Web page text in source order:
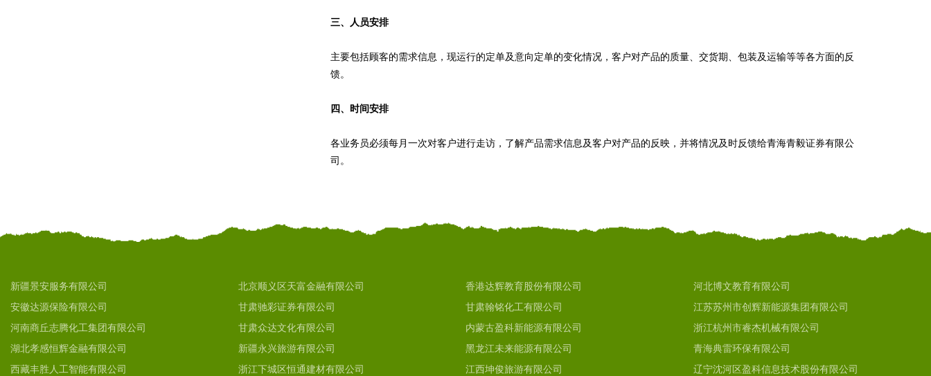
三、人员安排
主要包括顾客的需求信息，现运行的定单及意向定单的变化情况，客户对产品的质量、交货期、包装及运输等等各方面的反
馈。
四、时间安排
各业务员必须每月一次对客户进行走访，了解产品需求信息及客户对产品的反映，并将情况及时反馈给青海青毅证券有限公
司。
新疆景安服务有限公司 北京顺义区天富金融有限公司 香港达辉教育股份有限公司
河北博文教育有限公司
安徽达源保险有限公司
甘肃驰彩证券有限公司 甘肃翰铭化工有限公司
江苏苏州市创辉新能源集团有限公司
河南商丘志腾化工集团有限公司
甘肃众达文化有限公司 内蒙古盈科新能源有限公司
浙江杭州市睿杰机械有限公司
湖北孝感恒辉金融有限公司
新疆永兴旅游有限公司 黑龙江未来能源有限公司
青海典雷环保有限公司
西藏丰胜人工智能有限公司
浙江下城区恒通建材有限公司 江西坤俊旅游有限公司 辽宁沈河区盈科信息技术股份有限公司